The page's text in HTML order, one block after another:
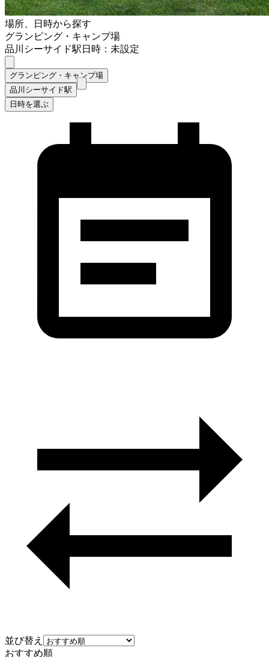
場所、日時から探す
グランピング・キャンプ場
品川シーサイド駅日時：未設定
グランピング・キャンプ場
品川シーサイド駅
日時を選ぶ
並び替え
おすすめ順